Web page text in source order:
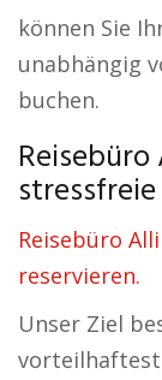
können Sie
unabhängig
buchen.
Reisebüro
reservieren.
Unser Ziel